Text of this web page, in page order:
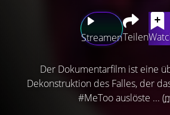
StreamenTeilen
Der Dokumentarfilm ist eine
Dekonstruktion des Falles, der
#MeToo auslöste ...